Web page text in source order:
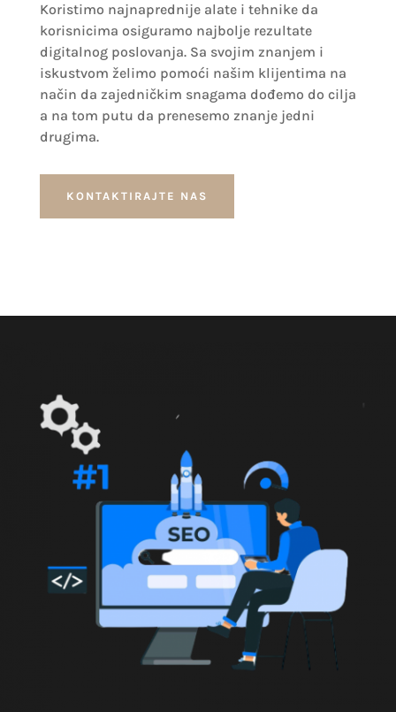
Koristimo najnaprednije alate i tehnike da
korisnicima osiguramo najbolje rezultate
digitalnog poslovanja. Sa svojim znanjem i
iskustvom želimo pomoći našim klijentima na
način da zajedničkim snagama dođemo do cilja
a na tom putu da prenesemo znanje jedni
drugima.
KONTAKTIRAJTE NAS